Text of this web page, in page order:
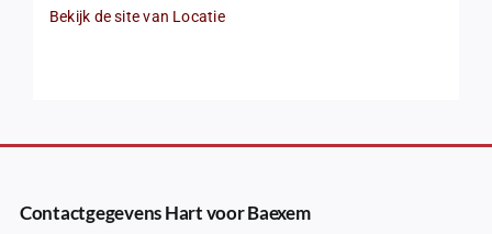
Bekijk de site van Locatie
Contactgegevens Hart voor Baexem